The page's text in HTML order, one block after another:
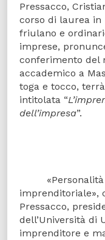
Pressacco,
corso di laurea in
friulano e
imprese,
conferimento del
accademico a
toga e tocco,
intitolata “
dell’impresa”.
«Personalità
imprenditoriale»,
Pressacco,
dell’Università di
imprenditore e